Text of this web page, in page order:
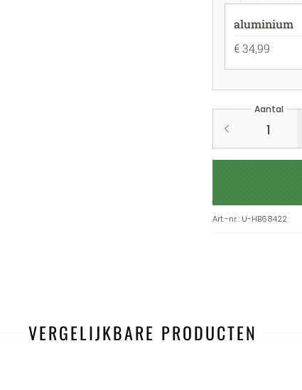
aluminium
€ 34,99
Aantal
Art.-nr.: U-HB68422
VERGELIJKBARE PRODUCTEN